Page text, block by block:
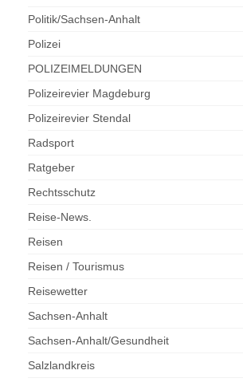
Politik/Sachsen-Anhalt
Polizei
POLIZEIMELDUNGEN
Polizeirevier Magdeburg
Polizeirevier Stendal
Radsport
Ratgeber
Rechtsschutz
Reise-News.
Reisen
Reisen / Tourismus
Reisewetter
Sachsen-Anhalt
Sachsen-Anhalt/Gesundheit
Salzlandkreis